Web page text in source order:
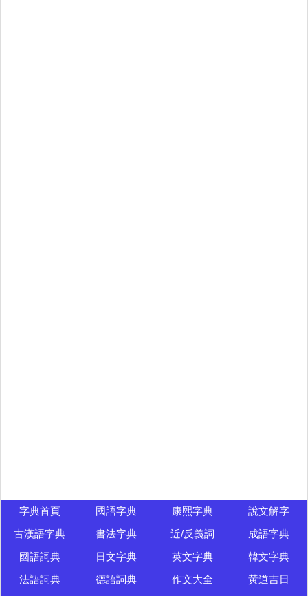
字典首頁 國語字典 康熙字典
說文解字
古漢語字典
書法字典 近/反義詞
成語字典
國語詞典
日文字典 英文字典
韓文字典
法語詞典
德語詞典 作文大全
黃道吉日